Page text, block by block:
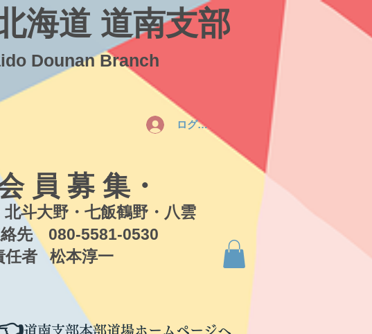
海道 道南支部
Dounan Branch
ログイン
員 募 集・
斗大野・七飯鶴野・八雲
080-5581-0530
松本淳一
道南支部本部道場ホームページへ